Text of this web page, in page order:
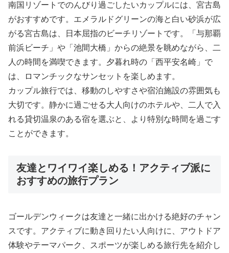
南国リゾートでのんびり過ごしたいカップルには、宮古島
がおすすめです。エメラルドグリーンの海と白い砂浜が広
がる宮古島は、日本屈指のビーチリゾートです。「与那覇
前浜ビーチ」や「池間大橋」からの絶景を眺めながら、二
人の時間を満喫できます。夕暮れ時の「西平安名崎」で
は、ロマンチックなサンセットを楽しめます。
カップル旅行では、移動のしやすさや宿泊施設の雰囲気も
大切です。静かに過ごせる大人向けのホテルや、二人で入
れる貸切温泉のある宿を選ぶと、より特別な時間を過ごす
ことができます。
友達とワイワイ楽しめる！アクティブ派に
おすすめの旅行プラン
ゴールデンウィークは友達と一緒に出かける絶好のチャン
スです。アクティブに動き回りたい人向けに、アウトドア
体験やテーマパーク、スポーツが楽しめる旅行先を紹介し